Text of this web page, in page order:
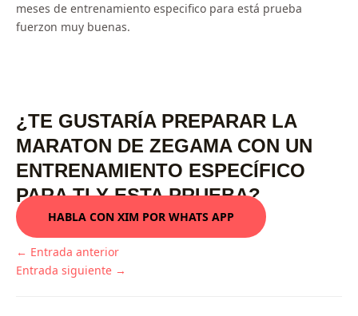
meses de entrenamiento especifico para está prueba
fuerzon muy buenas.
¿TE GUSTARÍA PREPARAR LA
MARATON DE ZEGAMA CON UN
ENTRENAMIENTO ESPECÍFICO
PARA TI Y ESTA PRUEBA?
HABLA CON XIM POR WHATS APP
← Entrada anterior
Entrada siguiente →